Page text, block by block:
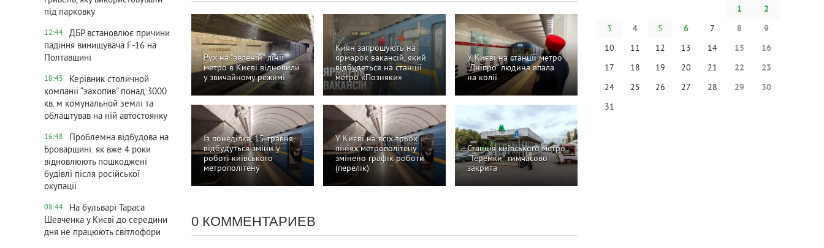
під парковку
12:44
ДБР встановлює причини
падіння винищувача F-16 на
Полтавщині
18:45
Керівник столичной
компанії “захопив” понад 3000
кв. м комунальной землі та
облаштував на ній автостоянку
16:48
Проблемна відбудова на
Броварщині: як вже 4 роки
відновлюють пошкоджені
будівлі після російської
окупації
08:44
На бульварі Тараса
Шевченка у Києві до середини
дня не працюють світлофори
Рух на “зеленій” лінії
метро в Києві відновили
у звичайному режимі
Киян запрошують на
ярмарок вакансій, який
відбудеться на станції
метро «Позняки»
У Києві на станції метро
“Дніпро” людина впала
на колії
Із понеділка, 15 травня,
відбудуться зміни у
роботі київського
метрополітену
У Києві на всіх трьох
лініях метрополітену
змінено графік роботи
(перелік)
Станція київського метро
“Теремки” тимчасово
закрита
0 КОММЕНТАРИЕВ
1
2
3
4 5 6 7 8
9
10
11 12 13 14 15
16
17
18 19 20 21 22
23
24
25 26 27 28 29
30
31